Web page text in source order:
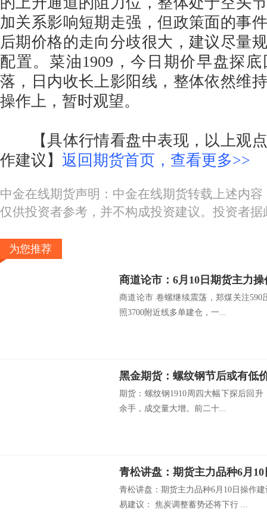
加关系影响短期走强，但政策面的事
后期价格的走向分歧很大，建议尽量
配置。菜油1909，今日期价早盘探
落，日内收长上影阳线，整体依然维
操作上，暂时观望。
【具体行情看盘中表现，以上观点
作建议】 返回期货首页，查看更多>>
中金在线期货声明：中金在线期货转载上述内
仅供投资者参考，并不构成投资建议。投资者
为您推荐
商道论市：6月10日期货主力操
商道论市 卷螺继续震荡，郑煤关注
照3700附近线多单建仓，一...
黑金期货：螺纹钢节后或有低
期货：螺纹钢1910周四大幅下探后回升
余手，成交量大增。前二十...
青松讲盘：期货主力品种6月
青松讲盘：期货主力品种6月10日操作
易建议： 焦炭调整蓄势还将下行 ...